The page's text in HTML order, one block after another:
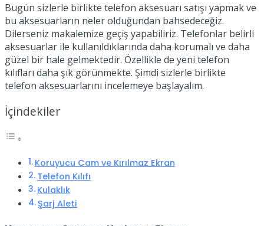
Bugün sizlerle birlikte telefon aksesuarı satışı yapmak ve
bu aksesuarların neler olduğundan bahsedeceğiz.
Dilerseniz makalemize geçiş yapabiliriz. Telefonlar belirli
aksesuarlar ile kullanıldıklarında daha korumalı ve daha
güzel bir hale gelmektedir. Özellikle de yeni telefon
kılıfları daha şık görünmekte. Şimdi sizlerle birlikte
telefon aksesuarlarını incelemeye başlayalım.
İçindekiler
Koruyucu Cam ve Kırılmaz Ekran
Telefon Kılıfı
Kulaklık
Şarj Aleti